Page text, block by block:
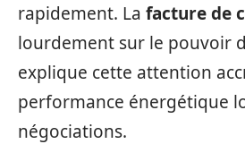
rapidement. La facture de
lourdement sur le pouvoir
explique cette attention
performance énergétique
négociations.